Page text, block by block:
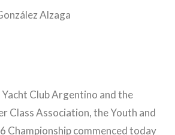
Alzaga
Club Argentino and the
Class Association, the Youth and
Championship commenced today